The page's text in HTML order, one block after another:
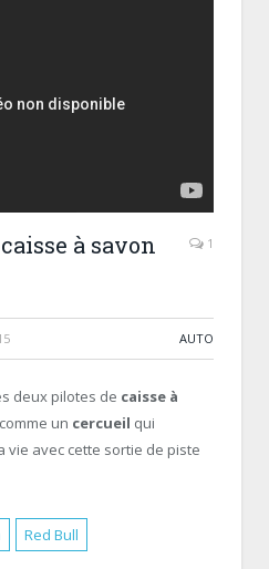
à savon
1
AUTO
deux pilotes de caisse à
un cercueil qui
avec cette sortie de piste
Red Bull